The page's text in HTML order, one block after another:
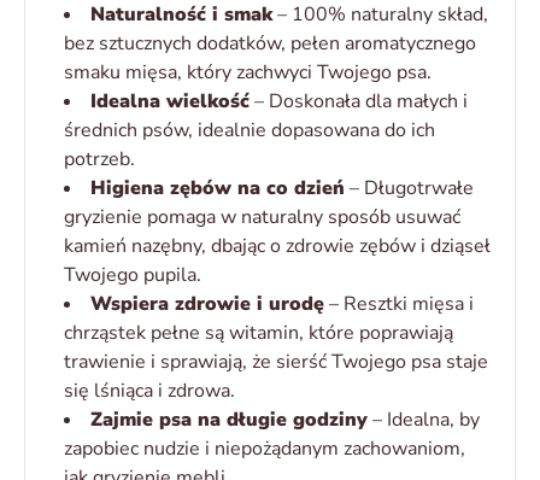
Naturalność i smak– 100% naturalny skład,
bez sztucznych dodatków, pełen aromatycznego
smaku mięsa, który zachwyci Twojego psa.
Idealna wielkość– Doskonała dla małych i
średnich psów, idealnie dopasowana do ich
potrzeb.
Higiena zębów na co dzień – Długotrwałe
gryzienie pomaga w naturalny sposób usuwać
kamień nazębny, dbając o zdrowie zębów i dziąseł
Twojego pupila.
Wspiera zdrowie i urodę– Resztki mięsa i
chrząstek pełne są witamin, które poprawiają
trawienie i sprawiają, że sierść Twojego psa staje
się lśniąca i zdrowa.
Zajmie psa na długie godziny– Idealna, by
zapobiec nudzie i niepożądanym zachowaniom,